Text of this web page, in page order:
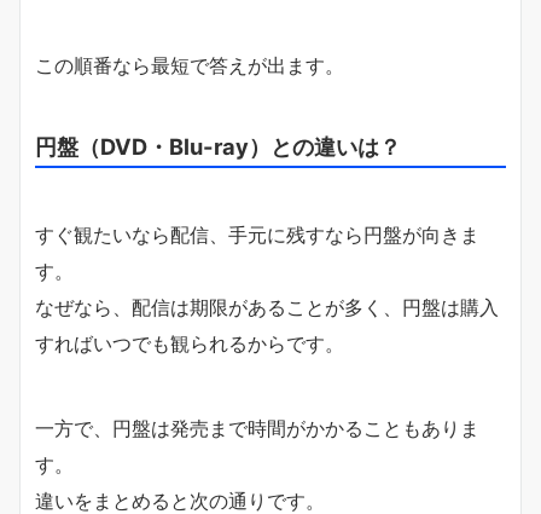
この順番なら最短で答えが出ます。
円盤（DVD・Blu-ray）との違いは？
すぐ観たいなら配信、手元に残すなら円盤が向きま
す。
なぜなら、配信は期限があることが多く、円盤は購入
すればいつでも観られるからです。
一方で、円盤は発売まで時間がかかることもありま
す。
違いをまとめると次の通りです。